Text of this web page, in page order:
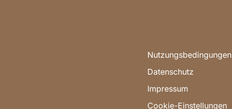
Nutzungsbedingungen
Datenschutz
Impressum
Cookie-Einstellungen